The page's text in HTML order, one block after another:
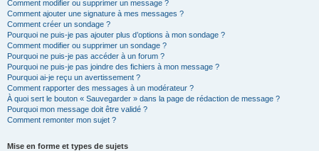
Comment modifier ou supprimer un message ?
Comment ajouter une signature à mes messages ?
Comment créer un sondage ?
Pourquoi ne puis-je pas ajouter plus d’options à mon sondage ?
Comment modifier ou supprimer un sondage ?
Pourquoi ne puis-je pas accéder à un forum ?
Pourquoi ne puis-je pas joindre des fichiers à mon message ?
Pourquoi ai-je reçu un avertissement ?
Comment rapporter des messages à un modérateur ?
À quoi sert le bouton « Sauvegarder » dans la page de rédaction de message ?
Pourquoi mon message doit être validé ?
Comment remonter mon sujet ?
Mise en forme et types de sujets